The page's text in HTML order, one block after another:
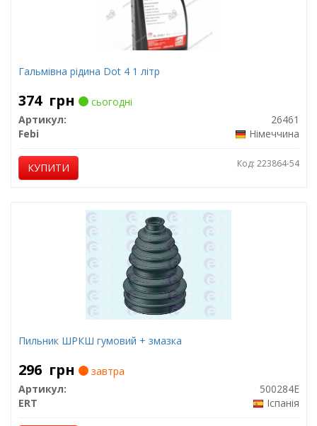
Гальмівна рідина Dot 4 1 літр
374 грн
сьогодні
Артикул:
26461
Febi
Німеччина
КУПИТИ Код: 223864-54
Пильник ШРКШ гумовий + змазка
296 грн
завтра
Артикул:
500284E
ERT
Іспанія